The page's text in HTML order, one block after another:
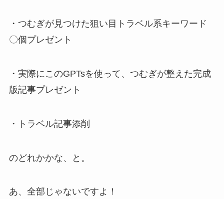
・つむぎが見つけた狙い目トラベル系キーワード
〇個プレゼント
・実際にこのGPTsを使って、つむぎが整えた完成
版記事プレゼント
・トラベル記事添削
のどれかかな、と。
あ、全部じゃないですよ！